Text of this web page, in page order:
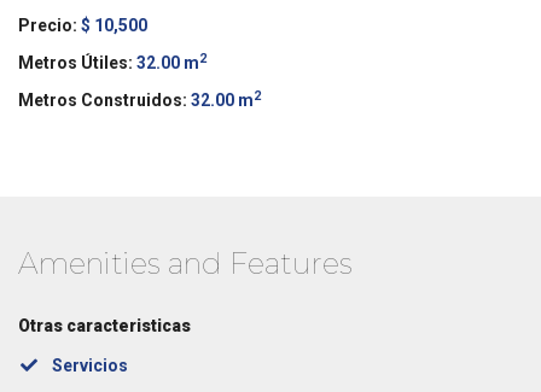
Precio: $ 10,500
Metros Útiles: 32.00 m2
Metros Construidos: 32.00 m2
Amenities and Features
Otras caracteristicas
Servicios